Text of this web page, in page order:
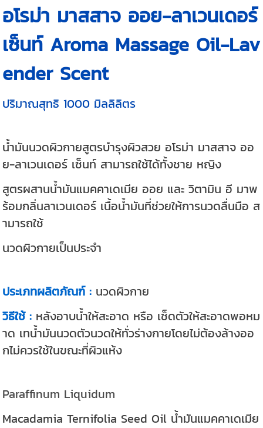
อโรม่า มาสสาจ ออย-ลาเวนเดอร์
เซ็นท์ Aroma Massage Oil-Lav
ender Scent
ปริมาณสุทธิ 1000 มิลลิลิตร
น้ำมันนวดผิวกายสูตรบำรุงผิวสวย อโรม่า มาสสาจ ออ
ย-ลาเวนเดอร์ เซ็นท์ สามารถใช้ได้ทั้งชาย หญิง
สูตรผสานน้ำมันแมคคาเดเมีย ออย และ วิตามิน อี มาพ
ร้อมกลิ่นลาเวนเดอร์ เนื้อน้ำมันที่ช่วยให้การนวดลื่นมือ ส
ามารถใช้
นวดผิวกายเป็นประจำ
ประเภทผลิตภัณฑ์ : นวดผิวกาย
วิธีใช้ : หลังอาบน้ำให้สะอาด หรือ เช็ดตัวให้สะอาดพอหม
าด เทน้ำมันนวดตัวนวดให้ทั่วร่างกายโดยไม่ต้องล้างออ
กไม่ควรใช้ในขณะที่ผิวแห้ง
Paraffinum Liquidum
Macadamia Ternifolia Seed Oil น้ำมันแมคคาเดเมีย